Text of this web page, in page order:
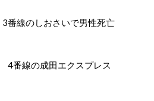
線のしおさいで男性死亡
番線の成田エクスプレス